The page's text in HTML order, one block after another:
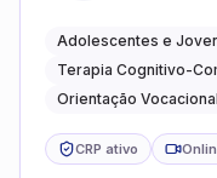
profissional
Adolescentes e
Terapia Cognitivo-
Orientação
CRP ativo